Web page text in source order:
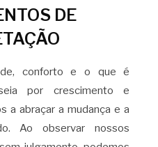
DE
conforto e o que é
por crescimento e
a abraçar a mudança e a
Ao observar nossos